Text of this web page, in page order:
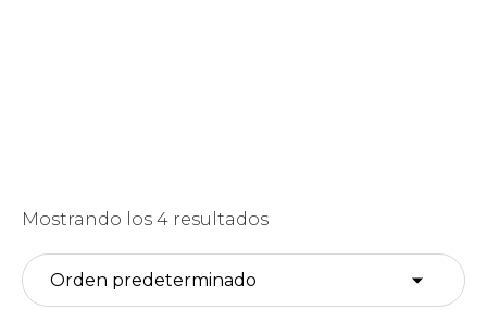
Mostrando los 4 resultados